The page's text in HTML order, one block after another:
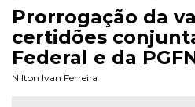
Prorrogação da
certidões
Federal e da
Nilton Ivan Ferreira